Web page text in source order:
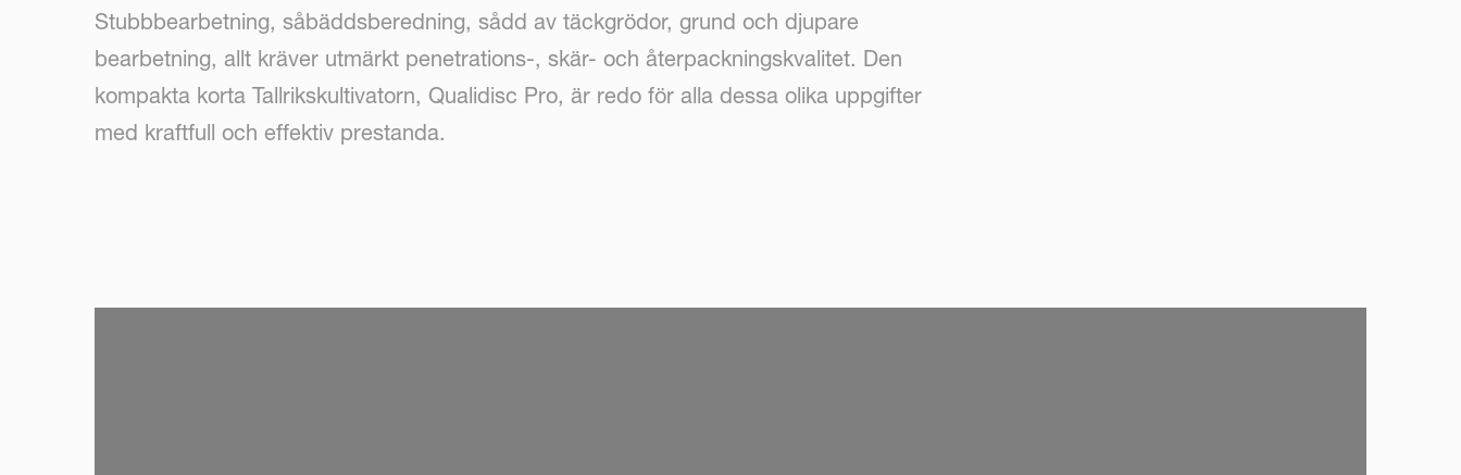
Stubbbearbetning, såbäddsberedning, sådd av täckgrödor, grund och djupare
bearbetning, allt kräver utmärkt penetrations-, skär- och återpackningskvalitet. Den
kompakta korta Tallrikskultivatorn, Qualidisc Pro, är redo för alla dessa olika uppgifter
med kraftfull och effektiv prestanda.